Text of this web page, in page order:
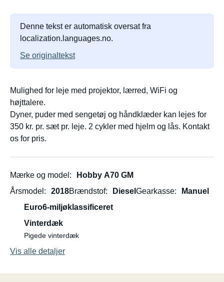
Denne tekst er automatisk oversat fra
localization.languages.no.
Se originaltekst
Mulighed for leje med projektor, lærred, WiFi og
højttalere.
Dyner, puder med sengetøj og håndklæder kan lejes for
350 kr. pr. sæt pr. leje. 2 cykler med hjelm og lås. Kontakt
os for pris.
Mærke og model
Hobby A70 GM
Årsmodel
2018Brændstof Diesel Gearkasse
Manuel
Euro6-miljøklassificeret
Vinterdæk
Pigede vinterdæk
Vis alle detaljer